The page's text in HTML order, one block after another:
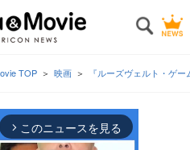
TOP 映画 『ルーズヴェルト・ゲ
arrow_forward_ios このニュースを見る